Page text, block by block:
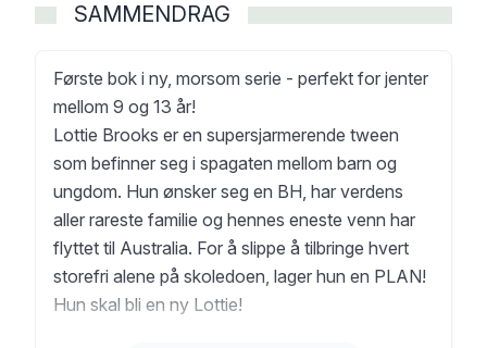
SAMMENDRAG
Første bok i ny, morsom serie - perfekt for jenter
mellom 9 og 13 år!
Lottie Brooks er en supersjarmerende tween
som befinner seg i spagaten mellom barn og
ungdom. Hun ønsker seg en BH, har verdens
aller rareste familie og hennes eneste venn har
flyttet til Australia. For å slippe å tilbringe hvert
storefri alene på skoledoen, lager hun en PLAN!
Hun skal bli en ny Lottie!